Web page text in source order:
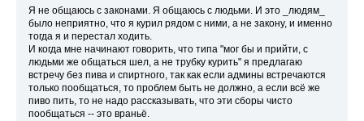
Я не общаюсь с законами. Я общаюсь с людьми. И это _людям_
было неприятно, что я курил рядом с ними, а не закону, и именно
тогда я и перестал ходить.
И когда мне начинают говорить, что типа "мог бы и прийти, с
людьми же общаться шел, а не трубку курить" я предлагаю
встречу без пива и спиртного, так как если админы встречаются
только пообщаться, то проблем быть не должно, а если всё же
пиво пить, то не надо рассказывать, что эти сборы чисто
пообщаться -- это враньё.